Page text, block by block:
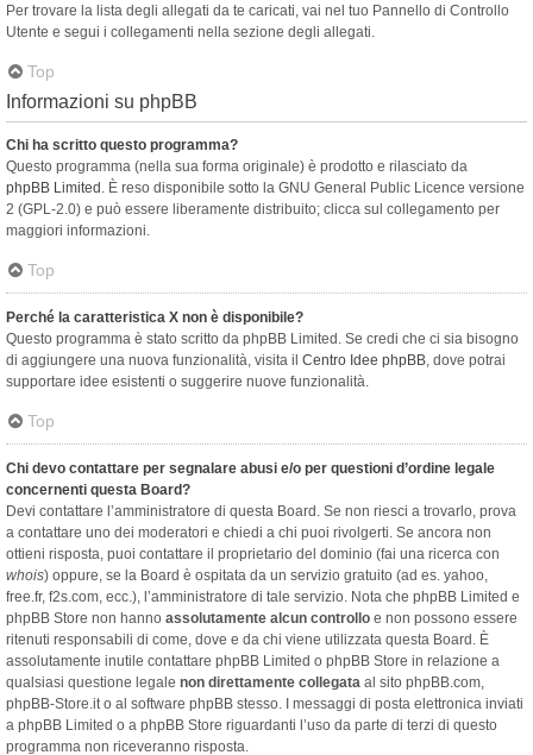
Per trovare la lista degli allegati da te caricati, vai nel tuo Pannello di Controllo
Utente e segui i collegamenti nella sezione degli allegati.
Top
Informazioni su phpBB
Chi ha scritto questo programma?
Questo programma (nella sua forma originale) è prodotto e rilasciato da
phpBB Limited . È reso disponibile sotto la GNU General Public Licence versione
2 (GPL-2.0) e può essere liberamente distribuito; clicca sul collegamento per
maggiori informazioni.
Top
Perché la caratteristica X non è disponibile?
Questo programma è stato scritto da phpBB Limited. Se credi che ci sia bisogno
di aggiungere una nuova funzionalità, visita il Centro Idee phpBB, dove potrai
supportare idee esistenti o suggerire nuove funzionalità.
Top
Chi devo contattare per segnalare abusi e/o per questioni d’ordine legale
concernenti questa Board?
Devi contattare l’amministratore di questa Board. Se non riesci a trovarlo, prova
a contattare uno dei moderatori e chiedi a chi puoi rivolgerti. Se ancora non
ottieni risposta, puoi contattare il proprietario del dominio (fai una ricerca con
whois) oppure, se la Board è ospitata da un servizio gratuito (ad es. yahoo,
free.fr, f2s.com, ecc.), l’amministratore di tale servizio. Nota che phpBB Limited e
phpBB Store non hanno assolutamente alcun controllo e non possono essere
ritenuti responsabili di come, dove e da chi viene utilizzata questa Board. È
assolutamente inutile contattare phpBB Limited o phpBB Store in relazione a
qualsiasi questione legale non direttamente collegata al sito phpBB.com,
phpBB-Store.it o al software phpBB stesso. I messaggi di posta elettronica inviati
a phpBB Limited o a phpBB Store riguardanti l’uso da parte di terzi di questo
programma non riceveranno risposta.